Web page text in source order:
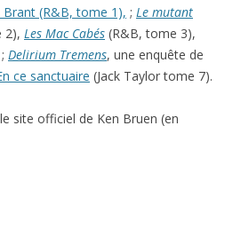
(R&B, tome 1), ; Le mutant
2), Les Mac Cabés (R&B, tome 3),
Delirium Tremens, une enquête de
ce sanctuaire (Jack Taylor tome 7).
site officiel de Ken Bruen (en